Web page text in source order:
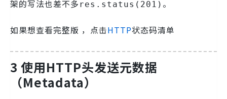
架的写法也差不多 res.status(201) 。
如果想查看完整版 ，点击HTTP状态码清单
3 使用HTTP头发送元数据
（Metadata）